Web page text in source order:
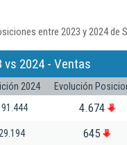
entre 2023 y 2024 de
2024 - Ventas
2024
Evolución
4.674
29.194 645